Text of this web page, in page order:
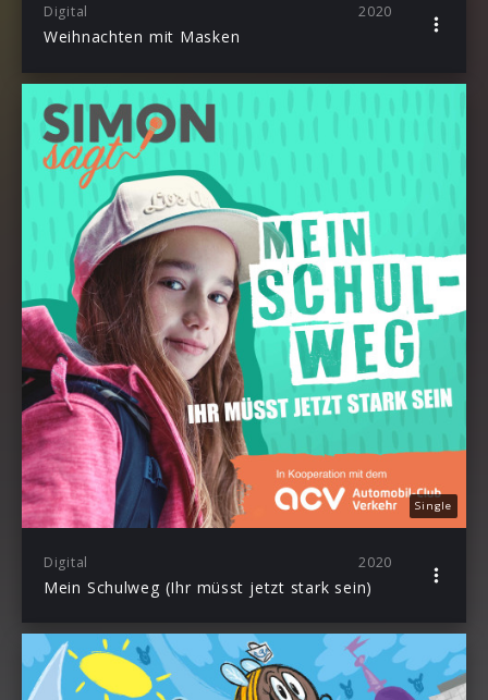
Digital 2020
Weihnachten mit Masken
Single
Digital 2020
Mein Schulweg (Ihr müsst jetzt stark sein)